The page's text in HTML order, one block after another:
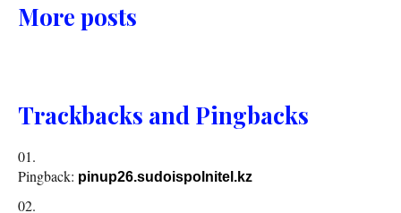
More posts
Trackbacks and Pingbacks
Pingback: pinup26.sudoispolnitel.kz